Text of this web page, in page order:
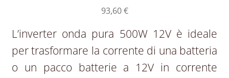
93,60€
L’inverter onda pura 500W 12V è ideale
per trasformare la corrente di una batteria
o un pacco batterie a 12V in corrente